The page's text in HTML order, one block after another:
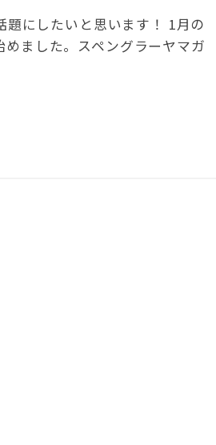
にしたいと思います！ 1月の
ました。スペングラーヤマガ